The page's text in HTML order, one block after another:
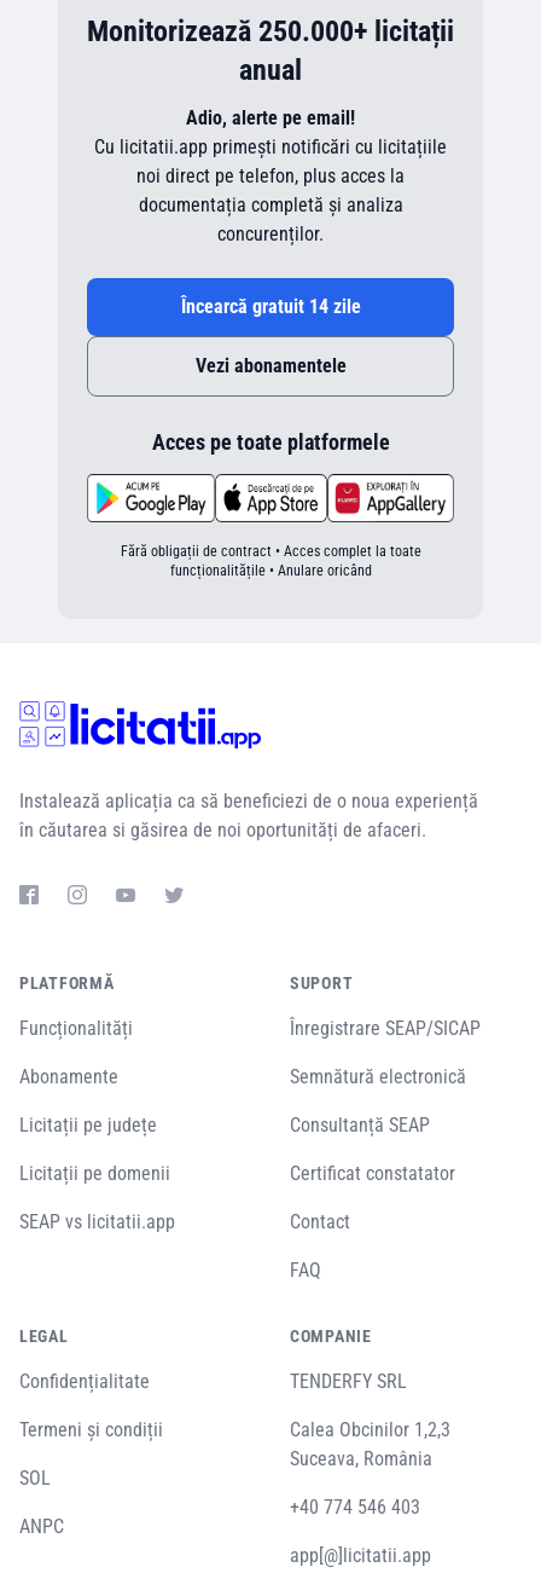
Monitorizează 250.000+ licitații
anual
Adio, alerte pe email!
Cu licitatii.app primești notificări cu licitațiile
noi direct pe telefon, plus acces la
documentația completă și analiza
concurenților.
Încearcă gratuit 14 zile
Vezi abonamentele
Acces pe toate platformele
Fără obligații de contract • Acces complet la toate
funcționalitățile • Anulare oricând
Instalează aplicația ca să beneficiezi de o noua experiență
în căutarea si găsirea de noi oportunități de afaceri.
PLATFORMĂ
Funcționalități
Abonamente
Licitații pe județe
Licitații pe domenii
SEAP vs licitatii.app
SUPORT
Înregistrare SEAP/SICAP
Semnătură electronică
Consultanță SEAP
Certificat constatator
Contact
FAQ
LEGAL
Confidențialitate
Termeni și condiții
SOL
ANPC
COMPANIE
TENDERFY SRL
Calea Obcinilor 1,2,3
Suceava, România
+40 774 546 403
app[@]licitatii.app